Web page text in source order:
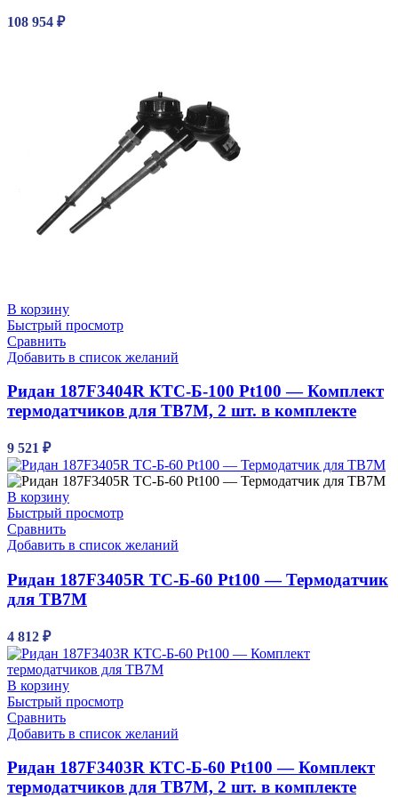
108 954 ₽
В корзину
Быстрый просмотр
Сравнить
Добавить в список желаний
Ридан 187F3404R КТС-Б-100 Pt100 — Комплект
термодатчиков для ТВ7М, 2 шт. в комплекте
9 521 ₽
В корзину
Быстрый просмотр
Сравнить
Добавить в список желаний
Ридан 187F3405R ТС-Б-60 Pt100 — Термодатчик
для ТВ7М
4 812 ₽
В корзину
Быстрый просмотр
Сравнить
Добавить в список желаний
Ридан 187F3403R КТС-Б-60 Pt100 — Комплект
термодатчиков для ТВ7М, 2 шт. в комплекте